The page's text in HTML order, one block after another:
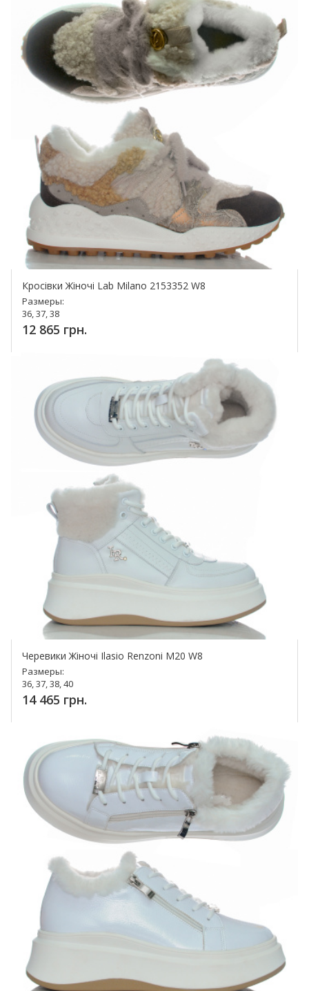
Кросівки Жіночі Lab Milano 2153352 W8
Размеры:
36, 37, 38
12 865 грн.
Черевики Жіночі Ilasio Renzoni М20 W8
Размеры:
36, 37, 38, 40
14 465 грн.